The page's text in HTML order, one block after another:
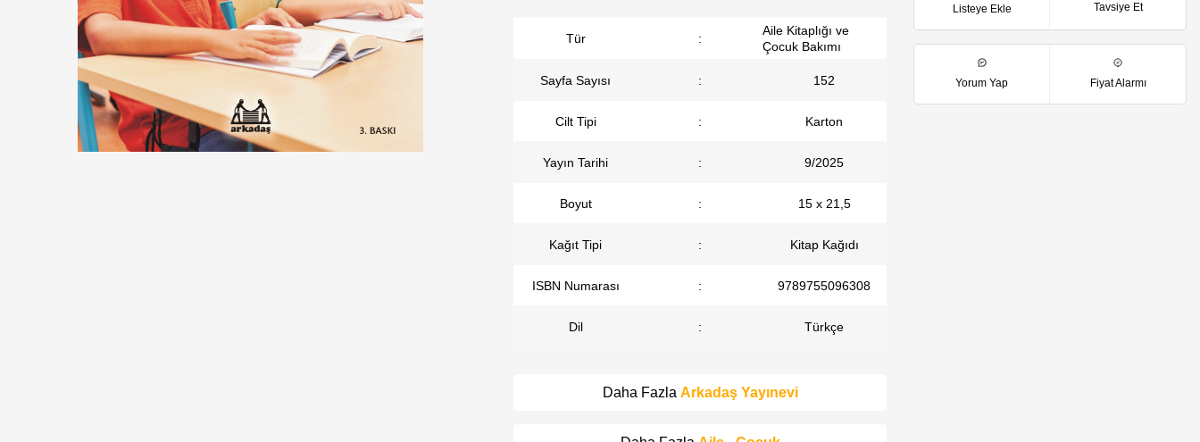
Tür :
Aile Kitaplığı ve
Çocuk Bakımı
Sayfa Sayısı : 152
Cilt Tipi : Karton
Yayın Tarihi : 9/2025
Boyut : 15 x 21,5
Kağıt Tipi : Kitap Kağıdı
ISBN Numarası : 9789755096308
Dil : Türkçe
Daha Fazla Arkadaş Yayınevi
Listeye Ekle Tavsiye Et
Yorum Yap Fiyat Alarmı